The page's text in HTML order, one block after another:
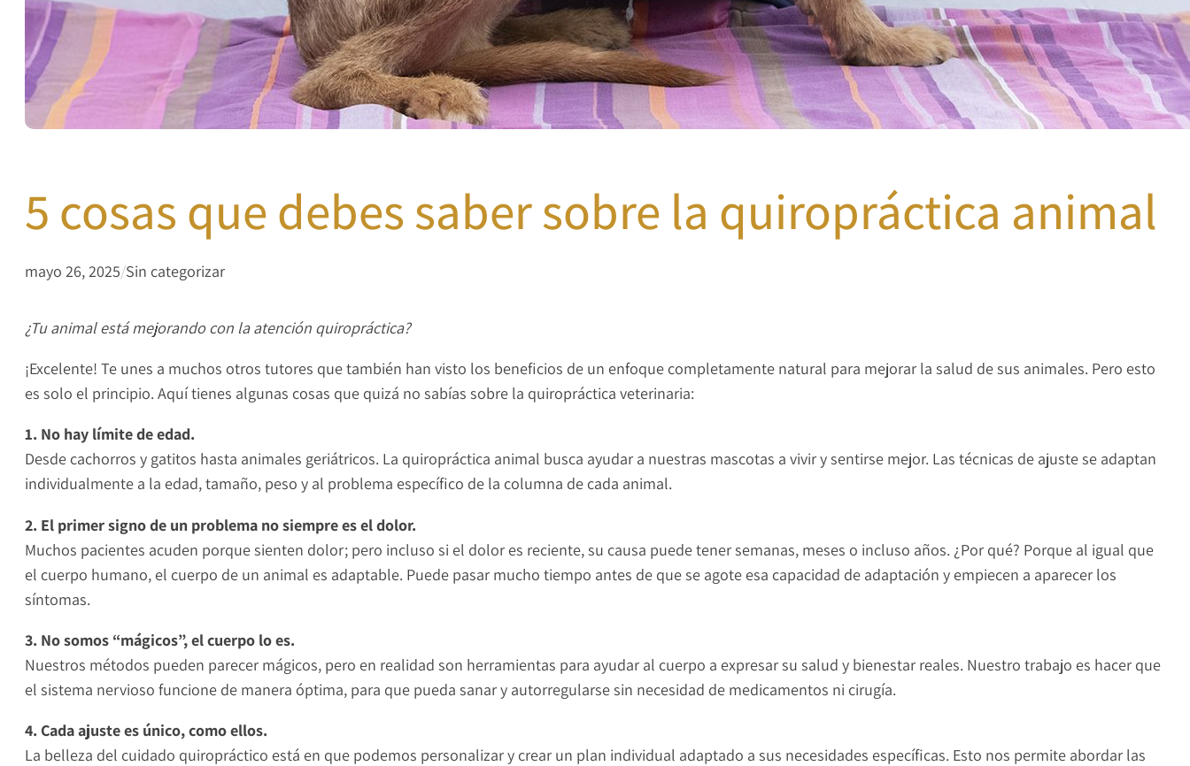
5 cosas que debes saber sobre la quiropráctica animal
mayo 26, 2025/Sin categorizar
¿Tu animal está mejorando con la atención quiropráctica?
¡Excelente! Te unes a muchos otros tutores que también han visto los beneficios de un enfoque completamente natural para mejorar la salud de sus animales. Pero esto
es solo el principio. Aquí tienes algunas cosas que quizá no sabías sobre la quiropráctica veterinaria:
1. No hay límite de edad.
Desde cachorros y gatitos hasta animales geriátricos. La quiropráctica animal busca ayudar a nuestras mascotas a vivir y sentirse mejor. Las técnicas de ajuste se adaptan
individualmente a la edad, tamaño, peso y al problema específico de la columna de cada animal.
2. El primer signo de un problema no siempre es el dolor.
Muchos pacientes acuden porque sienten dolor; pero incluso si el dolor es reciente, su causa puede tener semanas, meses o incluso años. ¿Por qué? Porque al igual que
el cuerpo humano, el cuerpo de un animal es adaptable. Puede pasar mucho tiempo antes de que se agote esa capacidad de adaptación y empiecen a aparecer los
síntomas.
3. No somos “mágicos”, el cuerpo lo es.
Nuestros métodos pueden parecer mágicos, pero en realidad son herramientas para ayudar al cuerpo a expresar su salud y bienestar reales. Nuestro trabajo es hacer que
el sistema nervioso funcione de manera óptima, para que pueda sanar y autorregularse sin necesidad de medicamentos ni cirugía.
4. Cada ajuste es único, como ellos.
La belleza del cuidado quiropráctico está en que podemos personalizar y crear un plan individual adaptado a sus necesidades específicas. Esto nos permite abordar las